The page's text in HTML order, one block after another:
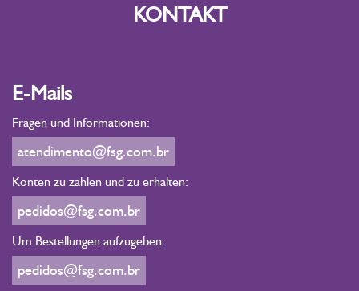
KONTAKT
E-Mails
Fragen und Informationen:
atendimento@fsg.com.br
Konten zu zahlen und zu erhalten:
pedidos@fsg.com.br
Um Bestellungen aufzugeben:
pedidos@fsg.com.br